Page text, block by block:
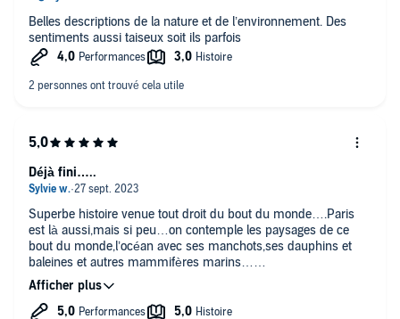
Belles descriptions de la nature et de l’environnement. Des
sentiments aussi taiseux soit ils parfois
Superbe histoire venue tout droit du bout du monde….Paris
est là aussi,mais si peu…on contemple les paysages de ce
bout du monde,l’océan avec ses manchots,ses dauphins et
baleines et autres mammifères marins…
Un monde plein de douleurs,de tendresse,de peines et de joies
et de dur labeur prend forme devant nos yeux et nous
embarque….Merci à l’auteure et à la lectrice qui ont su si bien
Déjà fini…..